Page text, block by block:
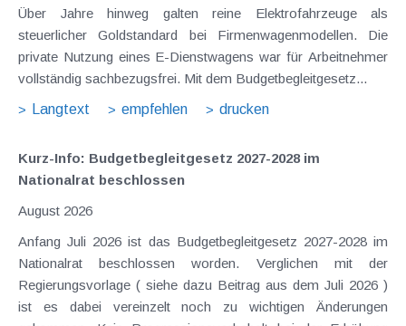
Über Jahre hinweg galten reine Elektrofahrzeuge als
steuerlicher Goldstandard bei Firmenwagenmodellen. Die
private Nutzung eines E-Dienstwagens war für Arbeitnehmer
vollständig sachbezugsfrei. Mit dem Budgetbegleitgesetz...
Langtext
empfehlen drucken
Kurz-Info: Budgetbegleitgesetz 2027-2028 im
Nationalrat beschlossen
August 2026
Anfang Juli 2026 ist das Budgetbegleitgesetz 2027-2028 im
Nationalrat beschlossen worden. Verglichen mit der
Regierungsvorlage ( siehe dazu Beitrag aus dem Juli 2026 )
ist es dabei vereinzelt noch zu wichtigen Änderungen